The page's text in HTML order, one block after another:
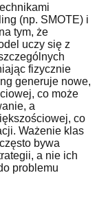
(np. SMOTE) i
tym, że
uczy się z
fizycznie
generuje nowe,
co może
a
co
Ważenie klas
bywa
a nie ich
problemu